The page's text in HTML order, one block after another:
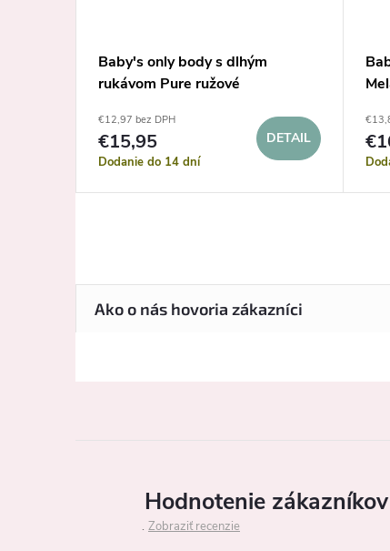
Baby's only body s dlhým
rukávom Pure ružové
€12,97 bez DPH
€15,95
Dodanie do 14 dní
DETAIL
Hodnotenie zákazníkov
Zobraziť recenzie